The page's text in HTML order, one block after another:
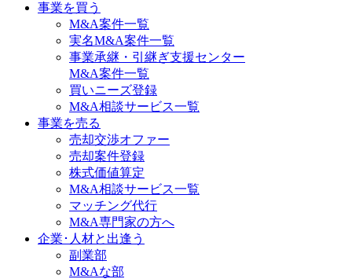
事業を買う
M&A案件一覧
実名M&A案件一覧
事業承継・引継ぎ支援センター
M&A案件一覧
買いニーズ登録
M&A相談サービス一覧
事業を売る
売却交渉オファー
売却案件登録
株式価値算定
M&A相談サービス一覧
マッチング代行
M&A専門家の方へ
企業･人材と出逢う
副業部
M&Aな部